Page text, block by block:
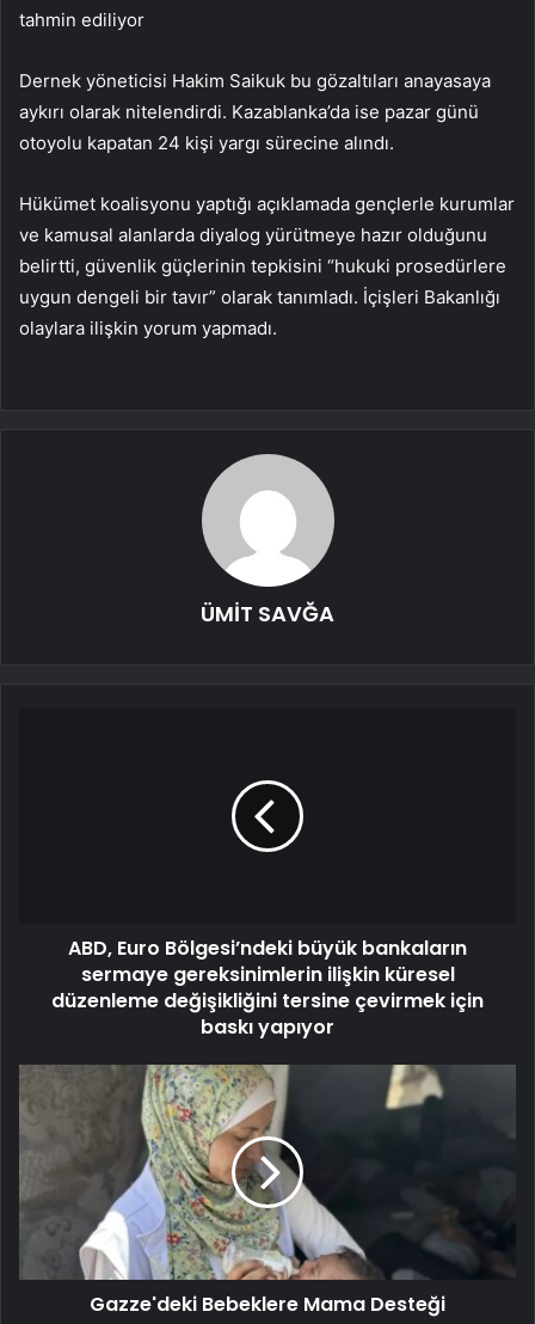
tahmin ediliyor
Dernek yöneticisi Hakim Saikuk bu gözaltıları anayasaya
aykırı olarak nitelendirdi. Kazablanka’da ise pazar günü
otoyolu kapatan 24 kişi yargı sürecine alındı.
Hükümet koalisyonu yaptığı açıklamada gençlerle kurumlar
ve kamusal alanlarda diyalog yürütmeye hazır olduğunu
belirtti, güvenlik güçlerinin tepkisini “hukuki prosedürlere
uygun dengeli bir tavır” olarak tanımladı. İçişleri Bakanlığı
olaylara ilişkin yorum yapmadı.
ÜMİT SAVĞA
ABD, Euro Bölgesi’ndeki büyük bankaların
sermaye gereksinimlerin ilişkin küresel
düzenleme değişikliğini tersine çevirmek için
baskı yapıyor
Gazze'deki Bebeklere Mama Desteği